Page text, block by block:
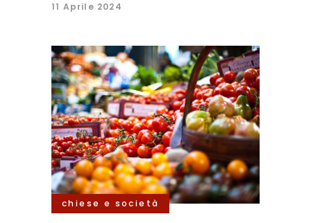
11 Aprile 2024
chiese e società